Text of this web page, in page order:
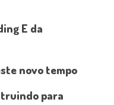
E da
novo tempo
para